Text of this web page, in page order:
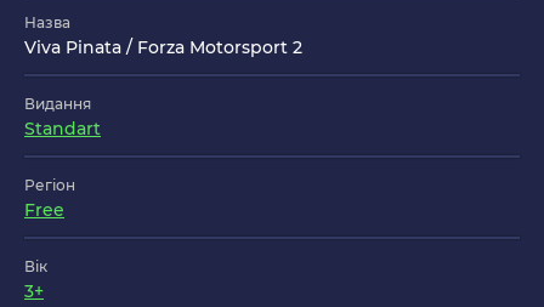
Назва
Viva Pinata / Forza Motorsport 2
Видання
Standart
Регіон
Free
Вік
3+